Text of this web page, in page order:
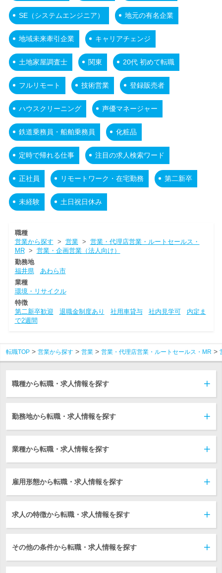
SE（システムエンジニア） 地元の有名企業
地域未来牽引企業 キャリアチェンジ
土地家屋調査士 関東 20代 初めて転職
フルリモート 技術営業 登録販売者
ハウスクリーニング 声優マネージャー
鉄道乗務員・船舶乗務員 化粧品
定時で帰れる仕事 注目の求人検索ワード
正社員 リモートワーク・在宅勤務 第二新卒
未経験 土日祝日休み
職種
営業から探す > 営業> 営業・代理店営業・ルートセールス・
MR> 営業・企画営業（法人向け）
勤務地
福井県
あわら市
業種
環境・リサイクル
特徴
第二新卒歓迎
退職金制度あり 社用車貸与 社内見学可
内定ま
で2週間
転職TOP 営業から探す 営業 営業・代理店営業・ルートセールス・MR
職種から転職・求人情報を探す
勤務地から転職・求人情報を探す
業種から転職・求人情報を探す
雇用形態から転職・求人情報を探す
求人の特徴から転職・求人情報を探す
その他の条件から転職・求人情報を探す